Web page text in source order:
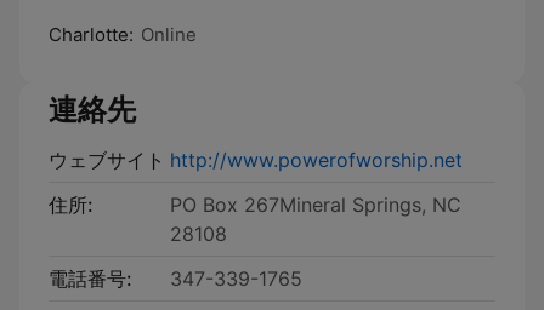
Charlotte: Online
連絡先
ウェブサイト http://www.powerofworship.net
住所:
PO Box 267Mineral Springs, NC
28108
電話番号:
347-339-1765